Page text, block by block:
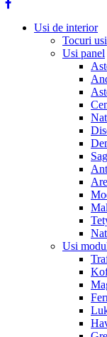
Usi de interior
Tocuri usi
Usi panel
Usi